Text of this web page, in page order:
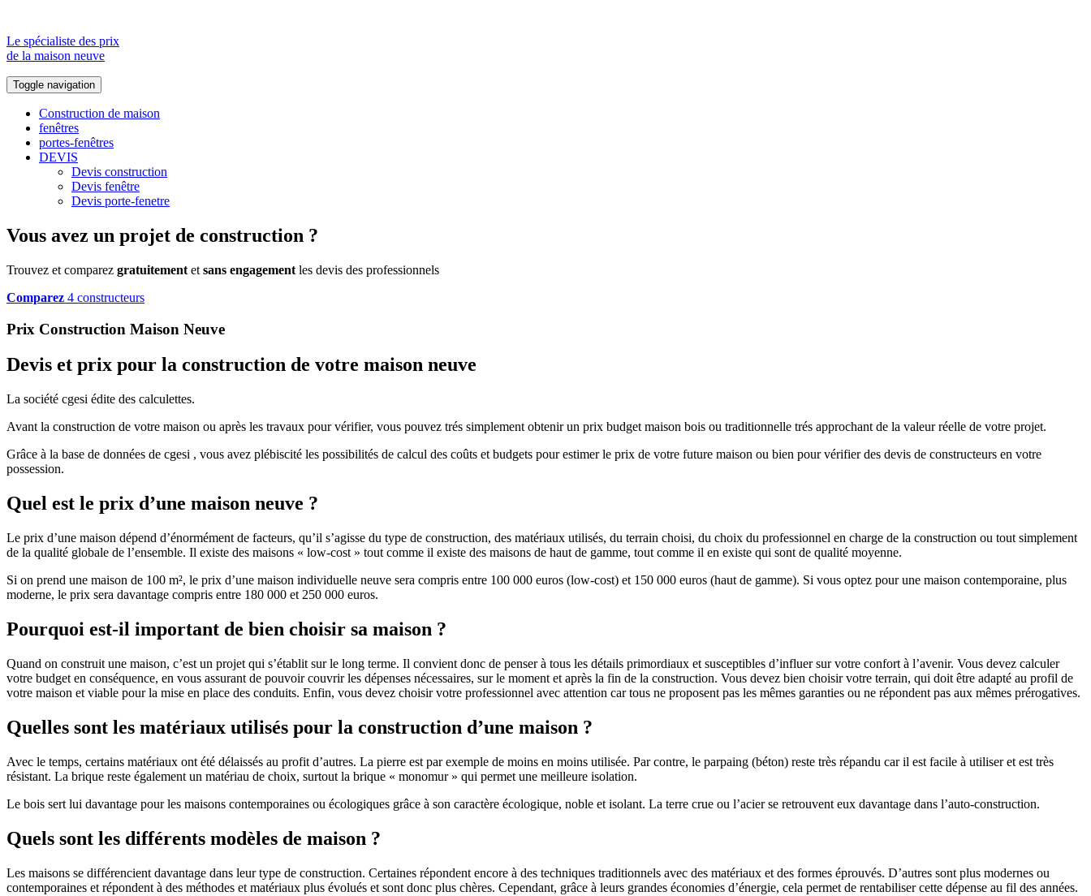
Le spécialiste des prix
de la maison neuve
Toggle navigation
Construction de maison
fenêtres
portes-fenêtres
DEVIS
Devis construction
Devis fenêtre
Devis porte-fenetre
Vous avez un projet de construction ?
Trouvez et comparez gratuitement et sans engagement les devis des professionnels
Comparez 4 constructeurs
Prix Construction Maison Neuve
Devis et prix pour la construction de votre maison neuve
La société cgesi édite des calculettes.
Avant la construction de votre maison ou après les travaux pour vérifier, vous pouvez trés simplement obtenir un prix budget maison bois ou traditionnelle trés approchant de la valeur réelle de votre projet.
Grâce à la base de données de cgesi , vous avez plébiscité les possibilités de calcul des coûts et budgets pour estimer le prix de votre future maison ou bien pour vérifier des devis de constructeurs en votre
possession.
Quel est le prix d’une maison neuve ?
Le prix d’une maison dépend d’énormément de facteurs, qu’il s’agisse du type de construction, des matériaux utilisés, du terrain choisi, du choix du professionnel en charge de la construction ou tout simplement
de la qualité globale de l’ensemble. Il existe des maisons « low-cost » tout comme il existe des maisons de haut de gamme, tout comme il en existe qui sont de qualité moyenne.
Si on prend une maison de 100 m², le prix d’une maison individuelle neuve sera compris entre 100 000 euros (low-cost) et 150 000 euros (haut de gamme). Si vous optez pour une maison contemporaine, plus
moderne, le prix sera davantage compris entre 180 000 et 250 000 euros.
Pourquoi est-il important de bien choisir sa maison ?
Quand on construit une maison, c’est un projet qui s’établit sur le long terme. Il convient donc de penser à tous les détails primordiaux et susceptibles d’influer sur votre confort à l’avenir. Vous devez calculer
votre budget en conséquence, en vous assurant de pouvoir couvrir les dépenses nécessaires, sur le moment et après la fin de la construction. Vous devez bien choisir votre terrain, qui doit être adapté au profil de
votre maison et viable pour la mise en place des conduits. Enfin, vous devez choisir votre professionnel avec attention car tous ne proposent pas les mêmes garanties ou ne répondent pas aux mêmes prérogatives.
Quelles sont les matériaux utilisés pour la construction d’une maison ?
Avec le temps, certains matériaux ont été délaissés au profit d’autres. La pierre est par exemple de moins en moins utilisée. Par contre, le parpaing (béton) reste très répandu car il est facile à utiliser et est très
résistant. La brique reste également un matériau de choix, surtout la brique « monomur » qui permet une meilleure isolation.
Le bois sert lui davantage pour les maisons contemporaines ou écologiques grâce à son caractère écologique, noble et isolant. La terre crue ou l’acier se retrouvent eux davantage dans l’auto-construction.
Quels sont les différents modèles de maison ?
Les maisons se différencient davantage dans leur type de construction. Certaines répondent encore à des techniques traditionnels avec des matériaux et des formes éprouvés. D’autres sont plus modernes ou
contemporaines et répondent à des méthodes et matériaux plus évolués et sont donc plus chères. Cependant, grâce à leurs grandes économies d’énergie, cela permet de rentabiliser cette dépense au fil des années.